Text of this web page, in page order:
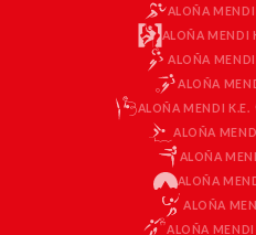
ALOÑA MENDI
ALOÑA MENDI
ALOÑA MENDI
ALOÑA
ALOÑA MENDI K.E.
ALOÑA
ALOÑA
ALOÑA
ALOÑA
ALOÑA MENDI